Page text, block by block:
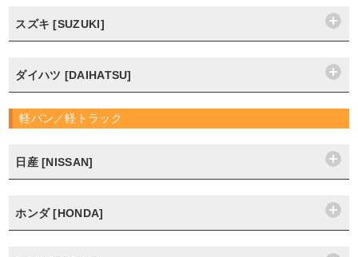
スズキ [SUZUKI]
ダイハツ [DAIHATSU]
軽バン／軽トラック
日産 [NISSAN]
ホンダ [HONDA]